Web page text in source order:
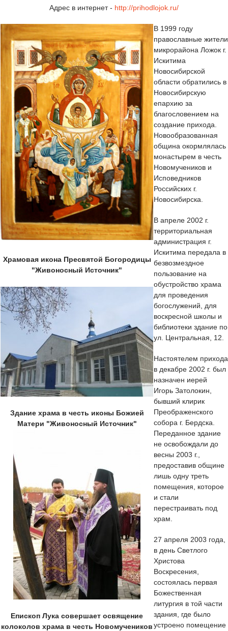
Адрес в интернет - http://prihodlojok.ru/
Храмовая икона Пресвятой Богородицы
"Живоносный Источник"
Здание храма в честь иконы Божией
Матери "Живоносный Источник"
Епископ Лука совершает освящение
колоколов храма в честь Новомучеников
В 1999 году
православные жители
микрорайона Ложок г.
Искитима
Новосибирской
области обратились в
Новосибирскую
епархию за
благословением на
создание прихода.
Новообразованная
община окормлялась
монастырем в честь
Новомучеников и
Исповедников
Российских г.
Новосибирска.
В апреле 2002 г.
территориальная
администрация г.
Искитима передала в
безвозмездное
пользование на
обустройство храма
для проведения
богослужений, для
воскресной школы и
библиотеки здание по
ул. Центральная, 12.
Настоятелем прихода
в декабре 2002 г. был
назначен иерей
Игорь Затолокин,
бывший клирик
Преображенского
собора г. Бердска.
Переданное здание
не освобождали до
весны 2003 г.,
предоставив общине
лишь одну треть
помещения, которое
и стали
перестраивать под
храм.
27 апреля 2003 года,
в день Светлого
Христова
Воскресения,
состоялась первая
Божественная
литургия в той части
здания, где было
устроено помещение